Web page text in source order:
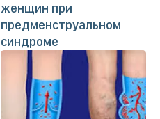
женщин при
предменструальном
синдроме